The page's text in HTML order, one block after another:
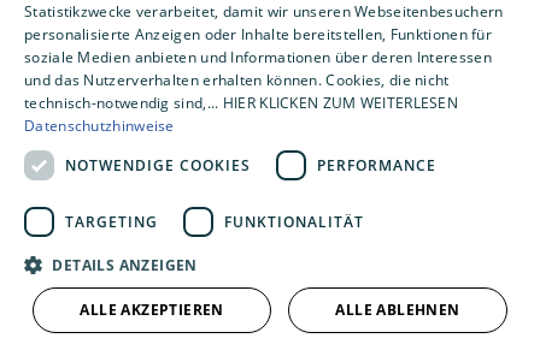
Statistikzwecke verarbeitet, damit wir unseren Webseitenbesuchern
personalisierte Anzeigen oder Inhalte bereitstellen, Funktionen für
soziale Medien anbieten und Informationen über deren Interessen
und das Nutzerverhalten erhalten können. Cookies, die nicht
technisch-notwendig sind,... HIER KLICKEN ZUM WEITERLESEN
Datenschutzhinweise
NOTWENDIGE COOKIES
PERFORMANCE
TARGETING FUNKTIONALITÄT
DETAILS ANZEIGEN
ALLE AKZEPTIEREN ALLE ABLEHNEN